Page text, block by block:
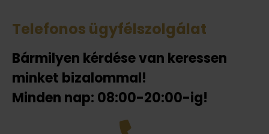
Telefonos ügyfélszolgálat
Bármilyen kérdése van keressen
minket bizalommal!
Minden nap: 08:00-20:00-ig!